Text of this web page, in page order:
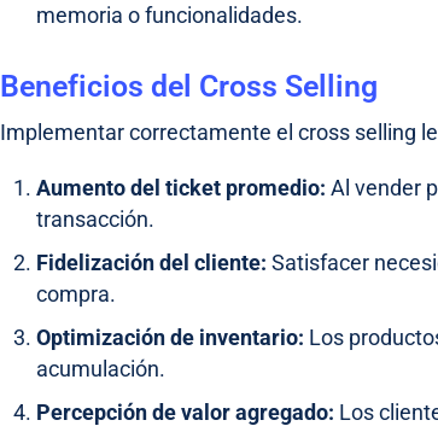
memoria o funcionalidades.
Beneficios del Cross Selling
Implementar correctamente el cross selling
Aumento del ticket promedio: Al vender
transacción.
Fidelización del cliente: Satisfacer
compra.
Optimización de inventario: Los
acumulación.
Percepción de valor agregado: Los